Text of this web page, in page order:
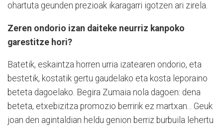
ohartuta geunden prezioak ikaragarri igotzen ari zirela.
Zeren ondorio izan daiteke neurriz kanpoko
garestitze hori?
Batetik, eskaintza horren urria izatearen ondorio, eta
bestetik, kostatik gertu gaudelako eta kosta leporaino
beteta dagoelako. Begira Zumaia nola dagoen: dena
beteta, etxebizitza promozio berririk ez martxan... Geuk
joan den agintaldian heldu genion berriz burbuila lehertu